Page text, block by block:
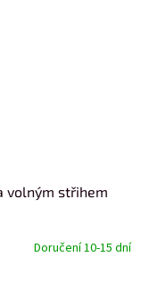
volným střihem
Doručení 10-15 dní